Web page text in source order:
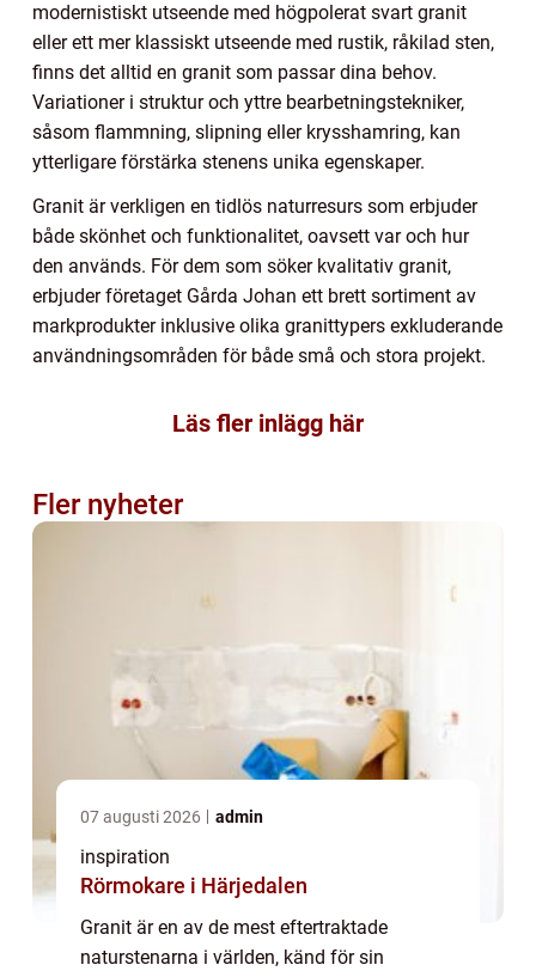
modernistiskt utseende med högpolerat svart granit
eller ett mer klassiskt utseende med rustik, råkilad sten,
finns det alltid en granit som passar dina behov.
Variationer i struktur och yttre bearbetningstekniker,
såsom flammning, slipning eller krysshamring, kan
ytterligare förstärka stenens unika egenskaper.
Granit är verkligen en tidlös naturresurs som erbjuder
både skönhet och funktionalitet, oavsett var och hur
den används. För dem som söker kvalitativ granit,
erbjuder företaget Gårda Johan ett brett sortiment av
markprodukter inklusive olika granittypers exkluderande
användningsområden för både små och stora projekt.
Läs fler inlägg här
Fler nyheter
07 augusti 2026 admin
inspiration
Rörmokare i Härjedalen
Granit är en av de mest eftertraktade
naturstenarna i världen, känd för sin